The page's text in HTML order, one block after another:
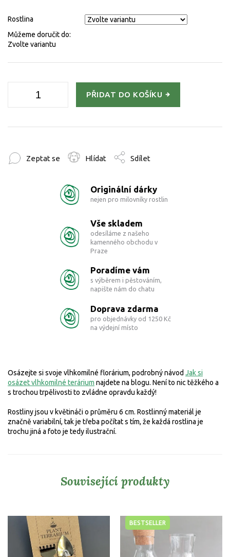
Rostlina
Můžeme doručit do:
Zvolte variantu
PŘIDAT DO KOŠÍKU
Zeptat se Hlídat Sdílet
Originální dárky
nejen pro milovníky rostlin
Vše skladem
odesíláme z našeho
kamenného obchodu v
Praze
Poradíme vám
s výběrem i pěstováním,
napište nám do chatu
Doprava zdarma
pro objednávky od 1250 Kč
na výdejní místo
Související produkty
BESTSELLER
Osázejte si svoje vlhkomilné florárium, podrobný návod Jak si
osázet vlhkomilné terárium najdete na blogu. Není to nic těžkého a
s trochou trpělivosti to zvládne opravdu každý!
Rostliny jsou v květináči o průměru 6 cm. Rostlinný materiál je
značně variabilní, tak je třeba počítat s tím, že každá rostlina je
trochu jiná a foto je tedy ilustrační.